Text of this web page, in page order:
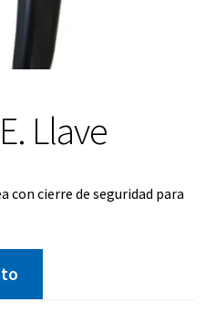
Llave
con cierre de seguridad para